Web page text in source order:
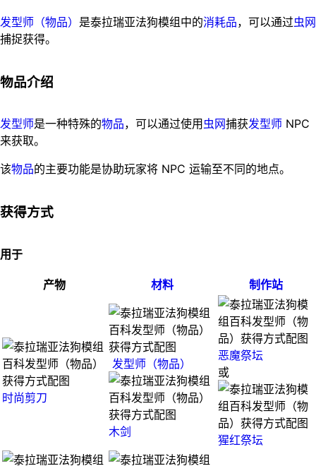
发型师（物品） 是泰拉瑞亚法狗模组中的消耗品，可以通过虫网
捕捉获得。
物品介绍
发型师是一种特殊的物品，可以通过使用 虫网捕获发型师 NPC
来获取。
该物品的主要功能是协助玩家将 NPC 运输至不同的地点。
获得方式
用于
产物 材料 制作站
时尚剪刀
发型师（物品）
木剑
恶魔祭坛
或
猩红祭坛